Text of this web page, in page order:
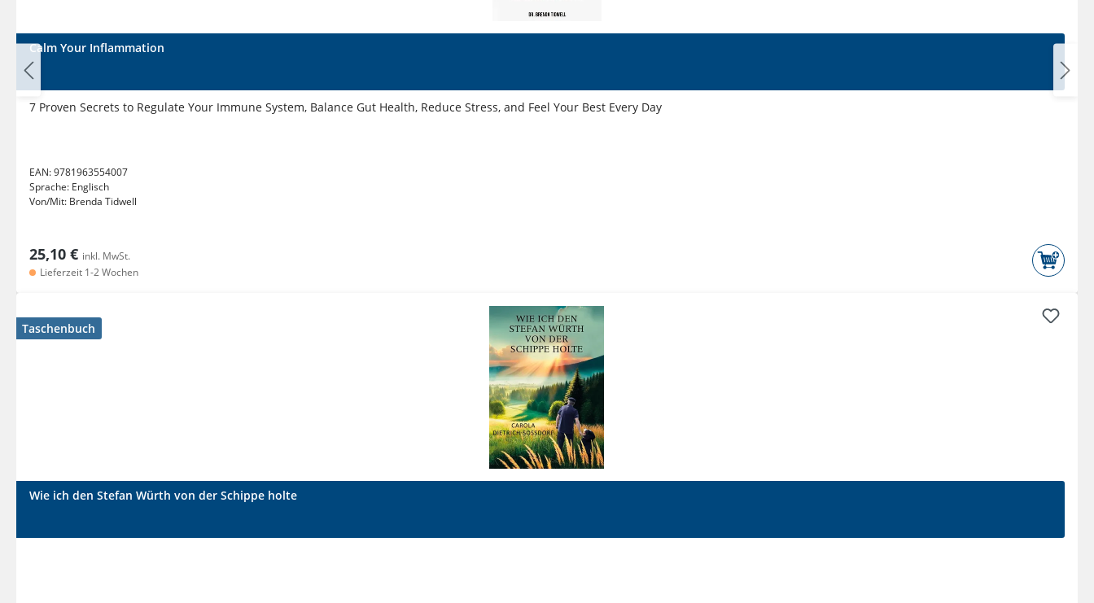
Calm Your Inflammation
7 Proven Secrets to Regulate Your Immune System, Balance Gut Health, Reduce Stress, and Feel Your Best Every Day
EAN:9781963554007
Sprache: Englisch
Von/Mit: Brenda Tidwell
25,10 € inkl. MwSt.
Lieferzeit 1-2 Wochen
Taschenbuch
Wie ich den Stefan Würth von der Schippe holte